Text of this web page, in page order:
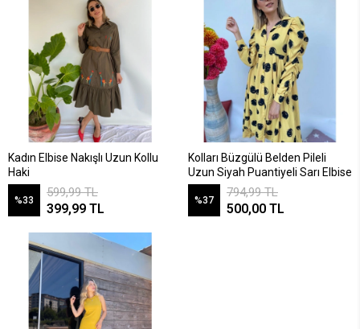
Kadın Elbise Nakışlı Uzun Kollu
Haki
%33
599,99 TL
399,99 TL
Kolları Büzgülü Belden Pileli
Uzun Siyah Puantiyeli Sarı Elbise
%37
794,99 TL
500,00 TL